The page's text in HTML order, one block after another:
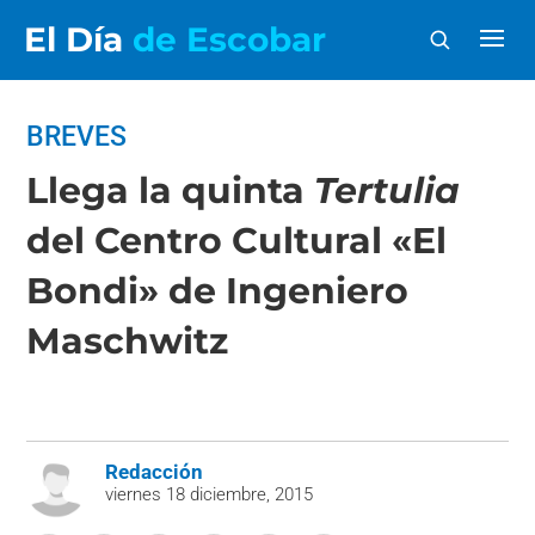
El Día de Escobar
BREVES
Llega la quinta Tertulia
del Centro Cultural «El
Bondi» de Ingeniero
Maschwitz
Redacción
viernes 18 diciembre, 2015